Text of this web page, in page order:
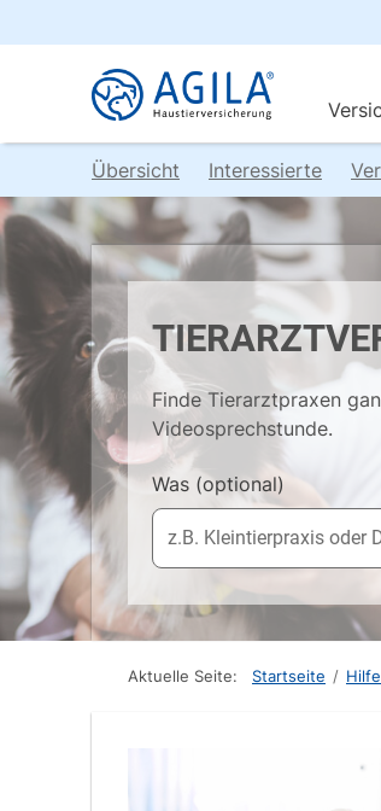
Übersicht Interessierte
Finde Tierarztpraxen
Videosprechstunde.
Was (optional)
Aktuelle Seite: Startseite /